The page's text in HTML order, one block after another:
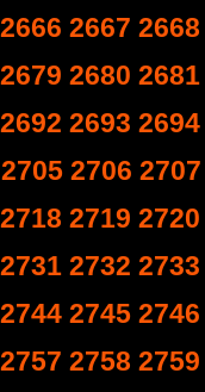
2666 2667 2668
2679 2680 2681
2692 2693 2694
2705 2706 2707
2718 2719 2720
2731 2732 2733
2744 2745 2746
2757 2758 2759